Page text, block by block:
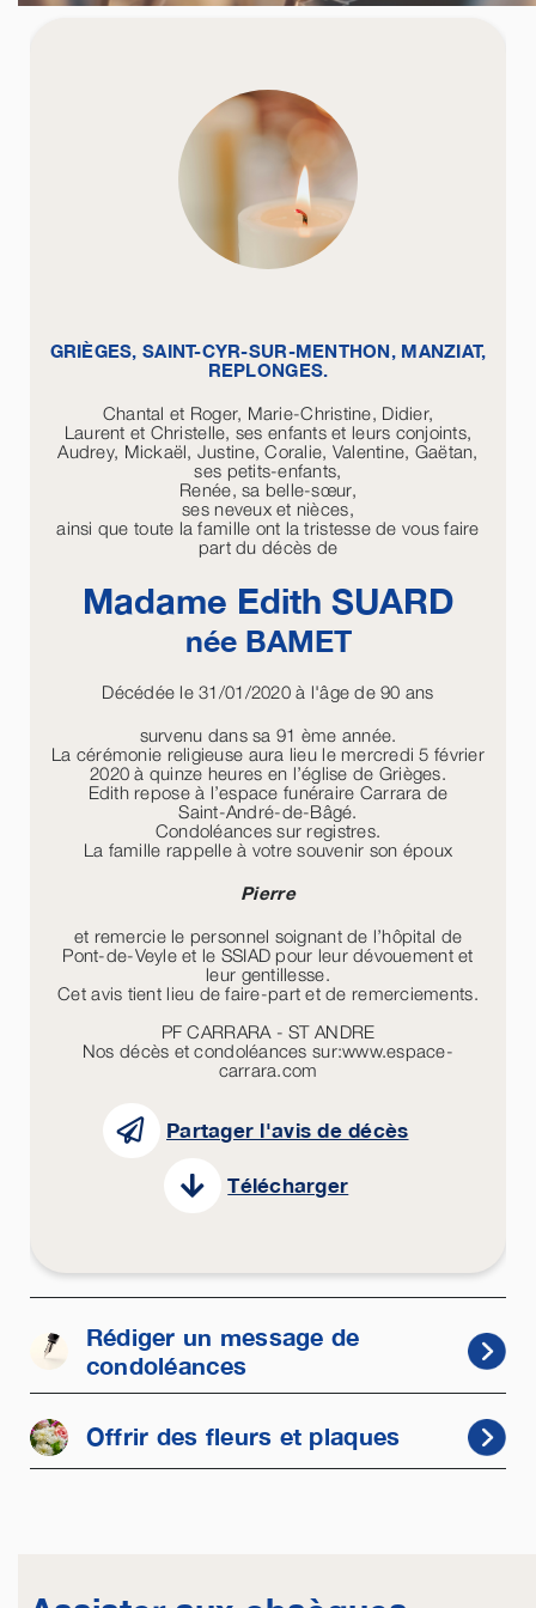
GRIÈGES, SAINT-CYR-SUR-MENTHON, MANZIAT,
REPLONGES.
Chantal et Roger, Marie-Christine, Didier,
Laurent et Christelle, ses enfants et leurs conjoints,
Audrey, Mickaël, Justine, Coralie, Valentine, Gaëtan,
ses petits-enfants,
Renée, sa belle-sœur,
ses neveux et nièces,
ainsi que toute la famille ont la tristesse de vous faire
part du décès de
Madame Edith SUARD
née BAMET
Décédée le 31/01/2020 à l'âge de 90 ans
survenu dans sa 91 ème année.
La cérémonie religieuse aura lieu le mercredi 5 février
2020 à quinze heures en l’église de Grièges.
Edith repose à l’espace funéraire Carrara de
Saint-André-de-Bâgé.
Condoléances sur registres.
La famille rappelle à votre souvenir son époux
Pierre
et remercie le personnel soignant de l’hôpital de
Pont-de-Veyle et le SSIAD pour leur dévouement et
leur gentillesse.
Cet avis tient lieu de faire-part et de remerciements.
PF CARRARA - ST ANDRE
Nos décès et condoléances sur:www.espace-
carrara.com
Partager l'avis de décès
Télécharger
Rédiger un message de
condoléances
Offrir des fleurs et plaques